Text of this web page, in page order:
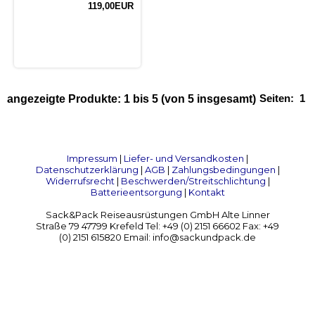
119,00EUR
Seiten: 1
angezeigte Produkte: 1 bis 5 (von 5 insgesamt)
Impressum | Liefer- und Versandkosten |
Datenschutzerklärung | AGB | Zahlungsbedingungen |
Widerrufsrecht| Beschwerden/Streitschlichtung |
Batterieentsorgung | Kontakt
Sack&Pack Reiseausrüstungen GmbH Alte Linner
Straße 79 47799 Krefeld Tel: +49 (0) 2151 66602 Fax: +49
(0) 2151 615820 Email: info@sackundpack.de